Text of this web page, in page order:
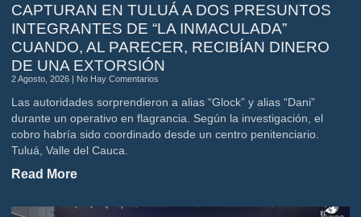
CAPTURAN EN TULUÁ A DOS PRESUNTOS
INTEGRANTES DE “LA INMACULADA”
CUANDO, AL PARECER, RECIBÍAN DINERO
DE UNA EXTORSIÓN
2 Agosto, 2026 No Hay Comentarios
Las autoridades sorprendieron a alias “Glock” y alias “Dani”
durante un operativo en flagrancia. Según la investigación, el
cobro habría sido coordinado desde un centro penitenciario.
Tuluá, Valle del Cauca.
Read More